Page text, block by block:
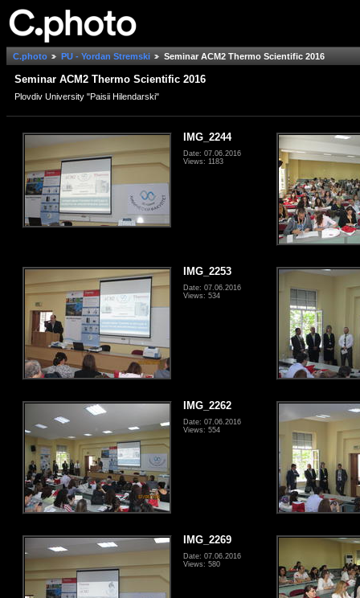
C.photo PU - Yordan Stremski Seminar ACM2 Thermo Scientific 2016
Seminar ACM2 Thermo Scientific 2016
Plovdiv University "Paisii Hilendarski"
IMG_2244
Date: 07.06.2016
Views: 1183
IMG_2253
Date: 07.06.2016
Views: 534
IMG_2262
Date: 07.06.2016
Views: 554
IMG_2269
Date: 07.06.2016
Views: 580